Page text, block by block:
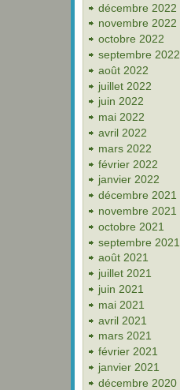
décembre 2022
novembre 2022
octobre 2022
septembre 2022
août 2022
juillet 2022
juin 2022
mai 2022
avril 2022
mars 2022
février 2022
janvier 2022
décembre 2021
novembre 2021
octobre 2021
septembre 2021
août 2021
juillet 2021
juin 2021
mai 2021
avril 2021
mars 2021
février 2021
janvier 2021
décembre 2020